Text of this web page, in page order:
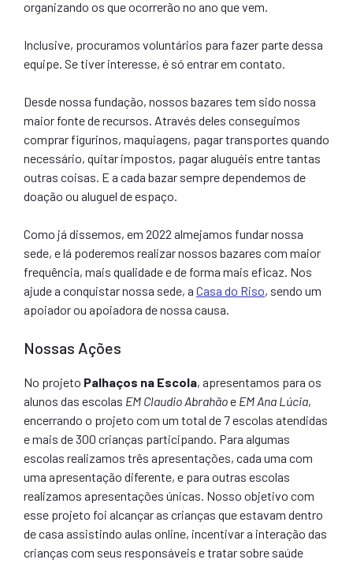
organizando os que ocorrerão no ano que vem.
Inclusive, procuramos voluntários para fazer parte dessa
equipe. Se tiver interesse, é só entrar em contato.
Desde nossa fundação, nossos bazares tem sido nossa
maior fonte de recursos. Através deles conseguimos
comprar figurinos, maquiagens, pagar transportes quando
necessário, quitar impostos, pagar aluguéis entre tantas
outras coisas. E a cada bazar sempre dependemos de
doação ou aluguel de espaço.
Como já dissemos, em 2022 almejamos fundar nossa
sede, e lá poderemos realizar nossos bazares com maior
frequência, mais qualidade e de forma mais eficaz. Nos
ajude a conquistar nossa sede, a Casa do Riso, sendo um
apoiador ou apoiadora de nossa causa.
Nossas Ações
No projeto Palhaços na Escola, apresentamos para os
alunos das escolas EM Claudio Abrahãoe EM Ana Lúcia,
encerrando o projeto com um total de 7 escolas atendidas
e mais de 300 crianças participando. Para algumas
escolas realizamos três apresentações, cada uma com
uma apresentação diferente, e para outras escolas
realizamos apresentações únicas. Nosso objetivo com
esse projeto foi alcançar as crianças que estavam dentro
de casa assistindo aulas online, incentivar a interação das
crianças com seus responsáveis e tratar sobre saúde